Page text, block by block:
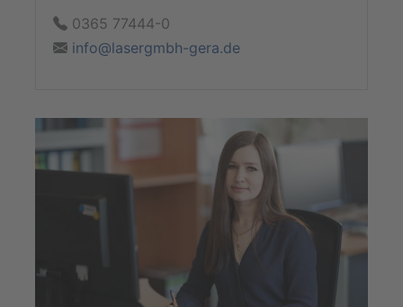
0365 77444-0
info@lasergmbh-gera.de